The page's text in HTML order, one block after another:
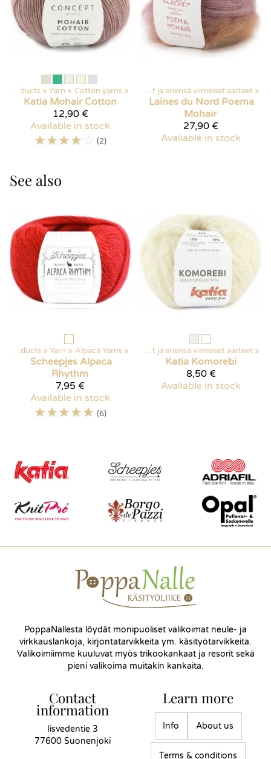
Products ‪» Yarn ‪» Cotton yarns ‪»
Katia Mohair Cotton
12,90 €
Available in stock
☆☆☆☆☆ (2)
Products ‪» Discounted items‪» Poistuvat ja eriensä viimeiset aarteet ‪»
Laines du Nord Poema
Mohair
27,90 €
Available in stock
See also
Products ‪» Yarn ‪» Alpaca Yarns ‪»
Scheepjes Alpaca
Rhythm
7,95 €
Available in stock
☆☆☆☆☆ (6)
Products‪» Discounted items‪» Poistuvat ja eriensä viimeiset aarteet ‪»
Katia Komorebi
8,50 €
Available in stock
PoppaNallesta löydät monipuoliset valikoimat neule- ja
virkkauslankoja, kirjontatarvikkeita ym. käsityötarvikkeita.
Valikoimiimme kuuluvat myös trikookankaat ja resorit sekä
pieni valikoima muitakin kankaita.
Contact
information
Iisvedentie 3
77600 Suonenjoki
Learn more
Info About us
Terms & conditions